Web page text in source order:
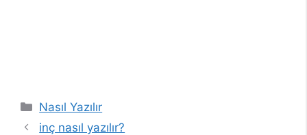
Kategoriler
Nasıl Yazılır
inç nasıl yazılır?